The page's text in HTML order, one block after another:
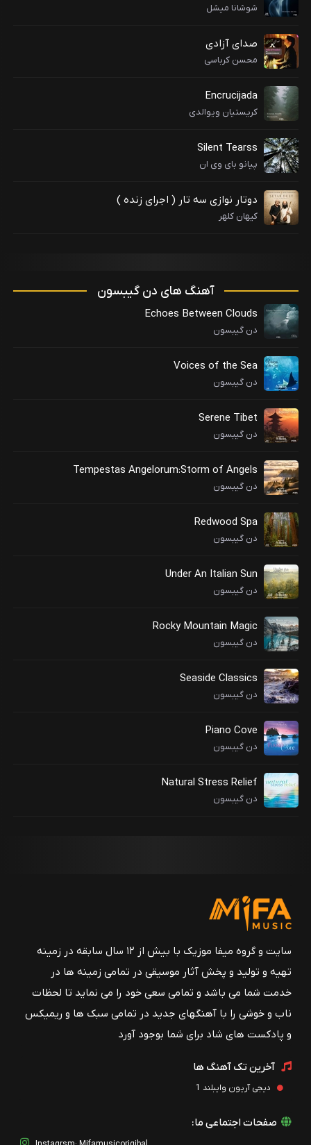
شوشانا میشل
صدای آزادی
محسن کرباسی
Encrucijada
کریستیان ویوالدی
Silent Tearss
پیانو بای وی ان
دوتار نوازی سه تار ( اجرای زنده )
کیهان کلهر
آهنگ های دن گیبسون
Echoes Between Clouds
دن گیبسون
Voices of the Sea
دن گیبسون
Serene Tibet
دن گیبسون
Tempestas Angelorum:Storm of Angels
دن گیبسون
Redwood Spa
دن گیبسون
Under An Italian Sun
دن گیبسون
Rocky Mountain Magic
دن گیبسون
Seaside Classics
دن گیبسون
Piano Cove
دن گیبسون
Natural Stress Relief
دن گیبسون
سایت و گروه میفا موزیک با بیش از ۱۲ سال سابقه در زمینه
تهیه و تولید و پخش آثار موسیقی در تمامی زمینه ها در
خدمت شما می باشد و تمامی سعی خود را می نماید تا لحظات
ناب و خوشی را با آهنگهای جدید در تمامی سبک ها و ریمیکس
و پادکست های شاد برای شما بوجود آورد
آخرین تک آهنگ ها
دیجی آریون وایبلند 1
صفحات اجتماعی ما: